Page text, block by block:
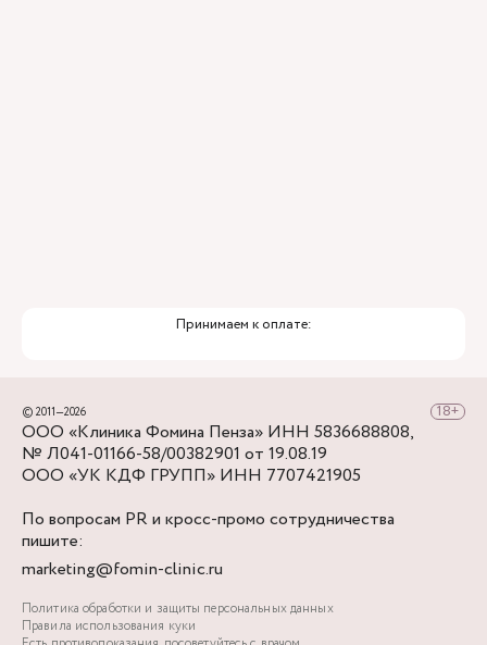
Принимаем к оплате:
© 2011—2026
ООО «Клиника Фомина Пенза» ИНН 5836688808,
№ Л041-01166-58/00382901 от 19.08.19
ООО «УК КДФ ГРУПП» ИНН 7707421905
По вопросам PR и кросс-промо сотрудничества
пишите:
marketing@fomin-clinic.ru
Политика обработки и защиты персональных данных
Правила использования куки